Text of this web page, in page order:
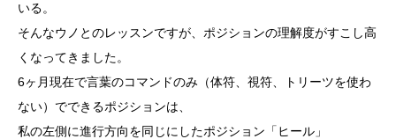
いる。
そんなウノとのレッスンですが、ポジションの理解度がすこし高
くなってきました。
6ヶ月現在で言葉のコマンドのみ（体符、視符、トリーツを使わ
ない）でできるポジションは、
私の左側に進行方向を同じにしたポジション「ヒール」